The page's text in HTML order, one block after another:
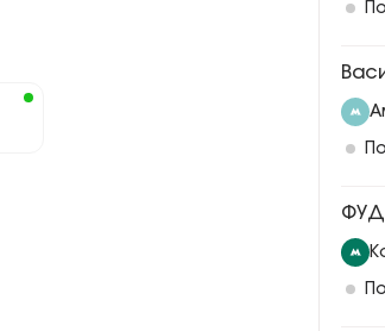
ФУД